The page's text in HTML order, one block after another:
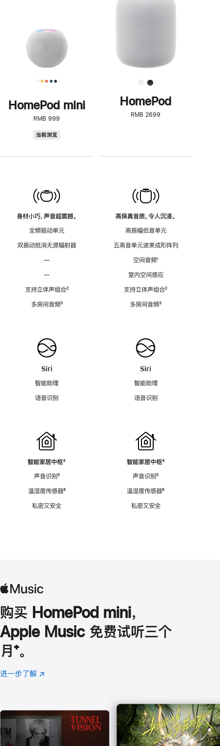
HomePod mini
RMB 999
当前浏览
身材小巧，声音超震撼。
全频驱动单元
双振动抵消无源辐射器
—
—
支持立体声组合脚
²
多房间音频脚
³
Siri
智能助理
语音识别
智能家居中枢脚
⁴
声音识别脚
⁵
温湿度传感器脚
⁶
私密又安全
了
解
HomePod<
HomePod
RMB 2699
高保真音质，令人沉浸。
高振幅低音单元
五高音单元波束成形阵列
空间音频脚
¹
室内空间感应
支持立体声组合脚
²
多房间音频脚
³
Siri
智能助理
语音识别
智能家居中枢脚
⁴
声音识别脚
⁵
温湿度传感器脚
⁶
私密又安全
购买 HomePod mini，
Apple Music 免费试听三个
月 脚
注
⁺。
进一步了解 Apple
(在
口
中
打